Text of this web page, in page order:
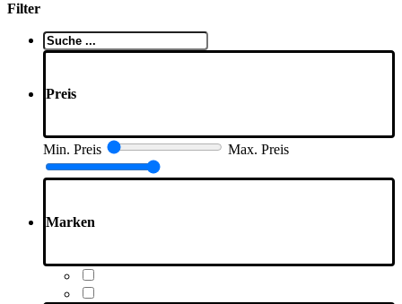
Filter
Suche
..
Preis
Min. Preis Max. Preis
Marken